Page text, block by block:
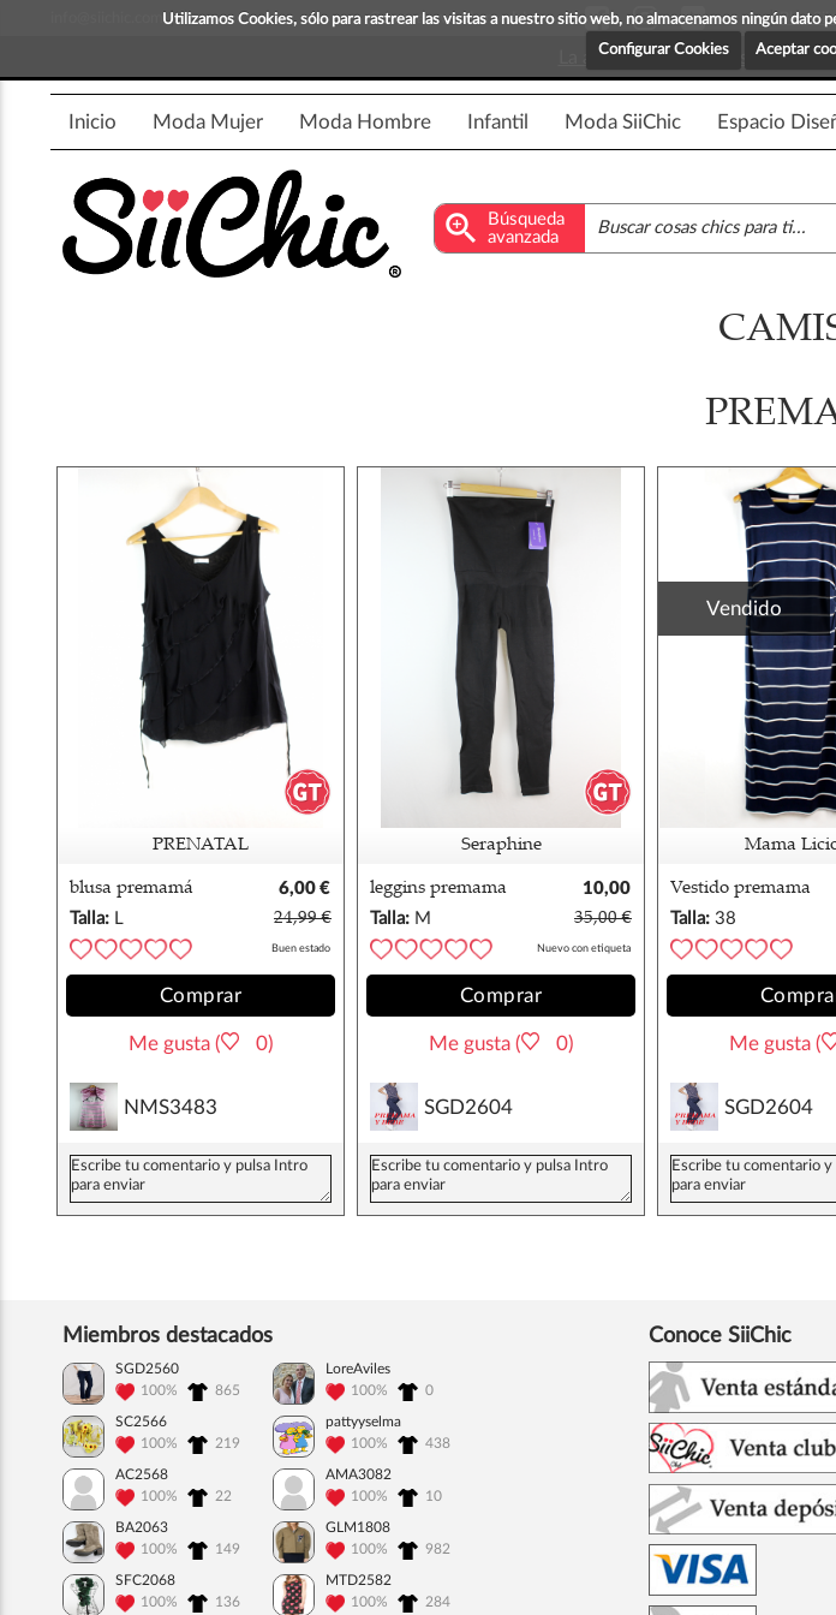
Utilizamos Cookies, sólo para rastrear las visitas a nuestro sitio web, no almacenamos ningún dato
Configurar Cookies
Aceptar
¡Compra y vende moda! Blog
La app para android esta en
Inicio Moda Mujer Moda Hombre Infantil Moda SiiChic Espacio
zoom_in
Búsqueda
avanzada
PRENATAL
blusa premamá
negra prenatal l
6,00 €
Talla: L 24,99 €
Buen estado
Comprar
Me gusta ( 0)
NMS3483
Seraphine
leggins premama
seraphine m
10,00
€
Talla: M 35,00 €
Nuevo con etiqueta
Comprar
Me gusta ( 0)
SGD2604
Vendido
Mama
Vestido premama
rayas mamalicious
Talla: 38
Me gusta (
SGD2604
Miembros destacados
SGD2560
100%
865
LoreAviles
100%
0
SC2566
100%
219
pattyyselma
100%
438
AC2568
100%
22
AMA3082
100%
10
BA2063
100%
149
GLM1808
100%
982
SFC2068
100%
136
MTD2582
100%
284
Conoce SiiChic